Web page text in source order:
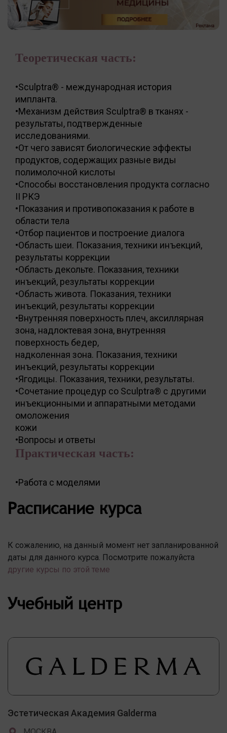
Теоретическая часть:
•Sculptra® - международная история
импланта.
•Механизм действия Sculptra® в тканях -
результаты, подтвержденные
исследованиями.
•От чего зависят биологические эффекты
продуктов, содержащих разные виды
полимолочной кислоты
•Способы восстановления продукта согласно
II РКЭ
•Показания и противопоказания к работе в
области тела
•Отбор пациентов и построение диалога
•Область шеи. Показания, техники инъекций,
результаты коррекции
•Область декольте. Показания, техники
инъекций, результаты коррекции
•Область живота. Показания, техники
инъекций, результаты коррекции
•Внутренняя поверхность плеч, аксиллярная
зона, надлоктевая зона, внутренняя
поверхность бедер,
надколенная зона. Показания, техники
инъекций, результаты коррекции
•Ягодицы. Показания, техники, результаты.
•Сочетание процедур со Sculptra® с другими
инъекционными и аппаратными методами
омоложения
кожи
•Вопросы и ответы
Практическая часть:
•Работа c моделями
Расписание курса
К сожалению, на данный момент нет запланированной
даты для данного курса. Посмотрите пожалуйста
другие курсы по этой теме
Учебный центр
Эстетическая Академия Galderma